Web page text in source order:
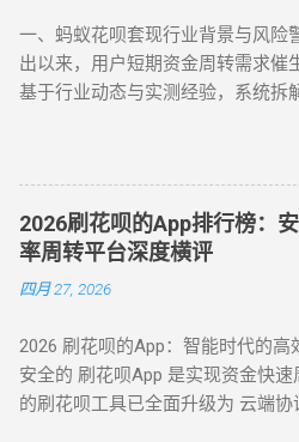
风控账户兼容性较高的平台。 创
话费充值等虚拟商品，使用花呗支
供虚假物流信息后，用户在订单页
法通过模拟真实购物场景，有效
程” 中针对普通风控的核心策略。
式破解，20-100 元也能全额套现
全无法交易的深度风控账户，代付
（如小米商城、淘宝天猫），生成
户使用支付宝扫描代付码，选择花
家确认收款后，扣除手续费将资
所有风控限制，即使花呗被深度风
结、芝麻分下降，甚至影响个人征
据显示，因套现被关闭花呗功能的
户更因违规操作被列入金融机构黑
付宝于近期升级「备用金」功能
行卡。具体操作步骤如下： 入口
击「我的」→ 进入「花呗」页面，
额度确认 ：备用金额度与花呗可用
额外专享额度），支持最低 1 元起
刷脸认证，确认利率及还款规则。
到账。 关键提示 ： 取现后花呗额
单合并，支持随时提前结清且无手
起，低于多数套现平台的高额手续
一、蚂蚁花呗套现行业背景与风险
出以来，用户短期资金周转需求催
基于行业动态与实测经验，系统拆
行为存在账户限制风险，需谨慎
型 —— 小额应急首选 方法 1：可信
通过资质认证平台获取实名商家收
花呗支付后，商家扣除 8%-15% 手
信。 优势 ：10 分钟极速到账，操
案 方法 2：电商平台虚拟卡券套现
购买京东 E 卡、加油卡等虚拟商品
“京回收” 等卡券平台以 92-96 折
2026刷花呗的App排行榜：
率周转平台深度横评
四月 27, 2026
2026 刷花呗的App：智能时代的高
安全的 刷花呗App 是实现资金快
的刷花呗工具已全面升级为 云端